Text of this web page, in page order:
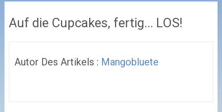
Auf die Cupcakes, fertig... LOS!
Autor Des Artikels : Mangobluete